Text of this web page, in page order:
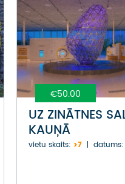
€50.00
UZ ZINĀTNES
KAUŅĀ
vietu skaits: >7 datums: